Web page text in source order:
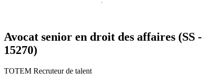
Avocat senior en droit des affaires (SS -
15270)
TOTEM Recruteur de talent